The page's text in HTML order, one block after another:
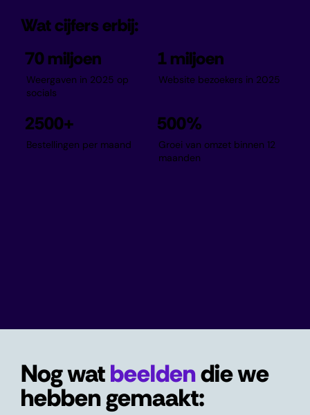
Wat cijfers erbij:
70 miljoen
Weergaven in 2025 op
socials
1 miljoen
Website bezoekers in 2025
2500+
Bestellingen per maand
500%
Groei van omzet binnen 12
maanden
Nog watbeeldendie we
hebben gemaakt: